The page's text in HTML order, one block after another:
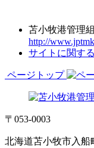
苫小牧港管理
http://
サイトに関す
ページトップ
〒053-0003
北海道苫小牧市入船